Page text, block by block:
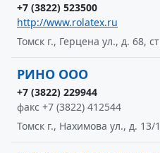
+7 (3822) 523500
http://www.rolatex.ru
Томск г., Герцена ул., д. 68,
РИНО ООО
+7 (3822) 229944
факс +7 (3822) 412544
Томск г., Нахимова ул., д. 13/1